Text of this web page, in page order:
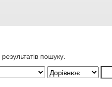
пошуку.